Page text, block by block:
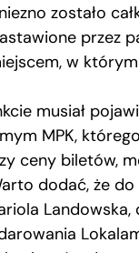
zostało
przez
w
musiał
MPK,
ceny biletów,
dodać, że do